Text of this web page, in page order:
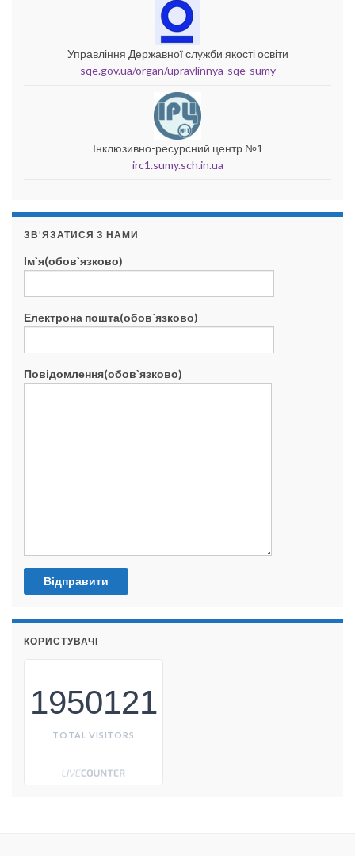
Управління Державної служби якості освіти
sqe.gov.ua/organ/upravlinnya-sqe-sumy
Інклюзивно-ресурсний центр №1
irc1.sumy.sch.in.ua
ЗВ’ЯЗАТИСЯ З НАМИ
Ім`я(обов`язково)
Електрона пошта(обов`язково)
Повідомлення(обов`язково)
КОРИСТУВАЧІ
1950121
TOTAL VISITORS